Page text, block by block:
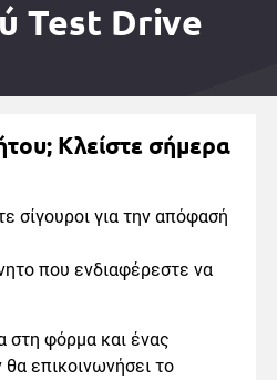
Test Drive
Κλείστε σήμερα
σίγουροι για την απόφασή
που ενδιαφέρεστε να
στη φόρμα και ένας
επικοινωνήσει το